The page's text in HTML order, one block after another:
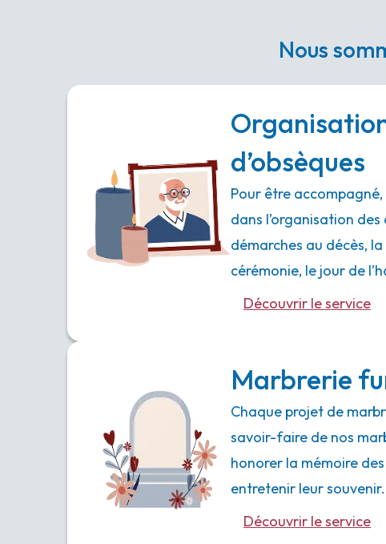
Nous
d’obsèques
Pour être
dans l’organisation des
démarches au décès,
cérémonie, le jour de
Découvrir le service
Marbrerie
Chaque projet de
savoir-faire de nos
honorer la mémoire
entretenir leur souvenir.
Découvrir le service